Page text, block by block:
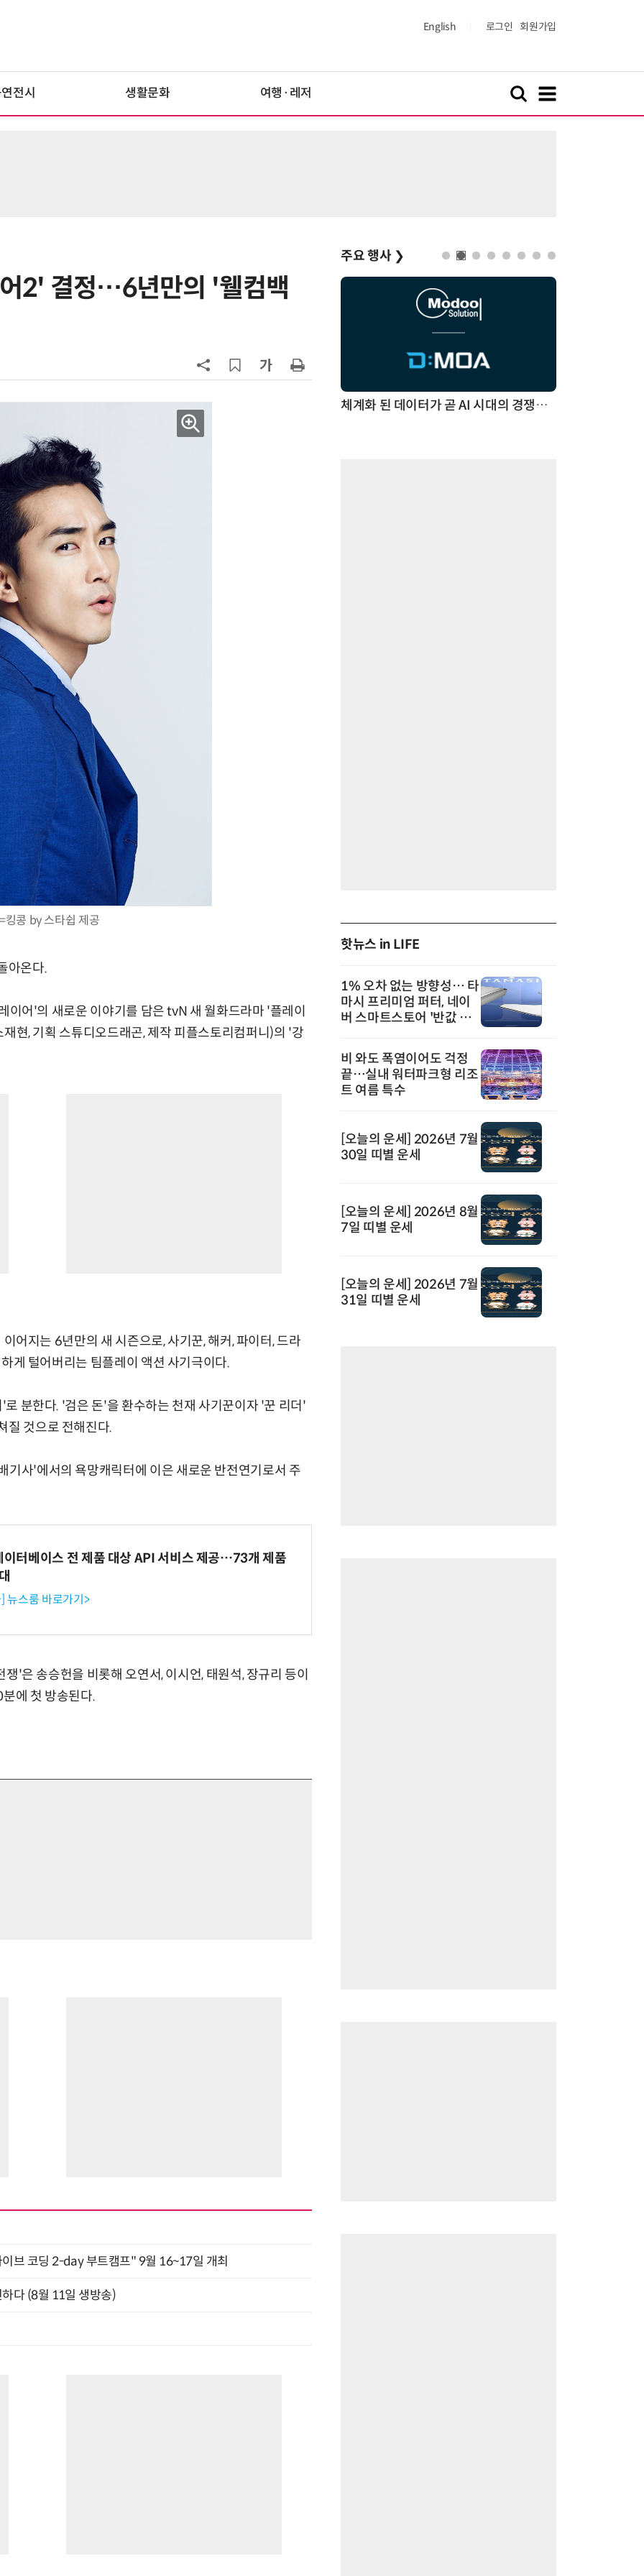
English 로그인 회원가입
전시 생활문화 여행·레저
2' 결정…6년만의 '웰컴백
킹콩 by 스타쉽 제공
아온다.
어'의 새로운 이야기를 담은 tvN 새 월화드라마 '플레이
현, 기획 스튜디오드래곤, 제작 피플스토리컴퍼니)의 '강
어지는 6년만의 새 시즌으로, 사기꾼, 해커, 파이터, 드라
게 털어버리는 팀플레이 액션 사기극이다.
분한다. '검은 돈'을 환수하는 천재 사기꾼이자 '꾼 리더'
질 것으로 전해진다.
기사'에서의 욕망캐릭터에 이은 새로운 반전연기로서 주
이터베이스 전 제품 대상 API 서비스 제공…73개 제품
뉴스룸 바로가기>
'은 송승헌을 비롯해 오연서, 이시언, 태원석, 장규리 등이
에 첫 방송된다.
브 코딩 2-day 부트캠프" 9월 16~17일 개최
다 (8월 11일 생방송)
주요 행사 ❯
AI Native Enterprise를 지원하는 AI Ready Data 플랫폼 활용 전략 체계화 된 데이터가 곧 AI 시대의 경쟁력이다
핫뉴스 in LIFE
1% 오차 없는 방향성… 타
마시 프리미엄 퍼터, 네이
버 스마트스토어 '반값 할
비 와도 폭염이어도 걱정
끝…실내 워터파크형 리조
트 여름 특수
[오늘의 운세] 2026년 7월
30일 띠별 운세
[오늘의 운세] 2026년 8월
7일 띠별 운세
[오늘의 운세] 2026년 7월
31일 띠별 운세